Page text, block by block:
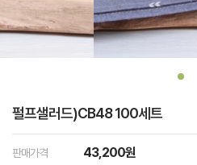
펄프샐러드)CB48 100세트
판매가격 43,200원